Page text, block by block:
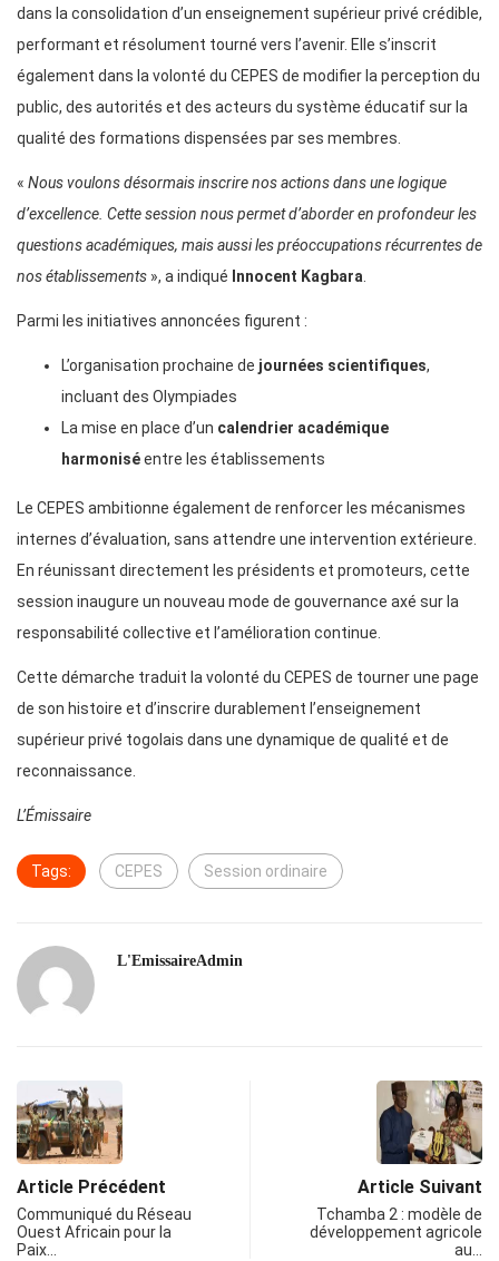
dans la consolidation d’un enseignement supérieur privé crédible,
performant et résolument tourné vers l’avenir. Elle s’inscrit
également dans la volonté du CEPES de modifier la perception du
public, des autorités et des acteurs du système éducatif sur la
qualité des formations dispensées par ses membres.
« Nous voulons désormais inscrire nos actions dans une logique
d’excellence. Cette session nous permet d’aborder en profondeur les
questions académiques, mais aussi les préoccupations récurrentes de
nos établissements », a indiqué Innocent Kagbara.
Parmi les initiatives annoncées figurent :
L’organisation prochaine de journées scientifiques,
incluant des Olympiades
La mise en place d’un calendrier académique
harmoniséentre les établissements
Le CEPES ambitionne également de renforcer les mécanismes
internes d’évaluation, sans attendre une intervention extérieure.
En réunissant directement les présidents et promoteurs, cette
session inaugure un nouveau mode de gouvernance axé sur la
responsabilité collective et l’amélioration continue.
Cette démarche traduit la volonté du CEPES de tourner une page
de son histoire et d’inscrire durablement l’enseignement
supérieur privé togolais dans une dynamique de qualité et de
reconnaissance.
L’Émissaire
Tags: CEPES Session ordinaire
L'EmissaireAdmin
Article Précédent
Communiqué du Réseau
Ouest Africain pour la
Paix…
Article Suivant
Tchamba 2 : modèle de
développement agricole
au…